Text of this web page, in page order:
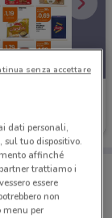
vicino a te,
comodamente
dati personali,
tuo dispositivo.
affinché
trattiamo i
essere
non
menu per
senza accettare